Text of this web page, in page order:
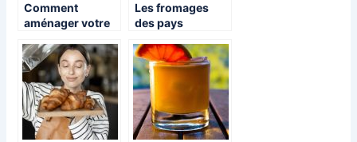
Comment
aménager votre
prix?
Les fromages
des pays